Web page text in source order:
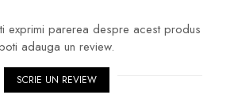
exprimi parerea despre acest produs
adauga un review.
SCRIE UN REVIEW